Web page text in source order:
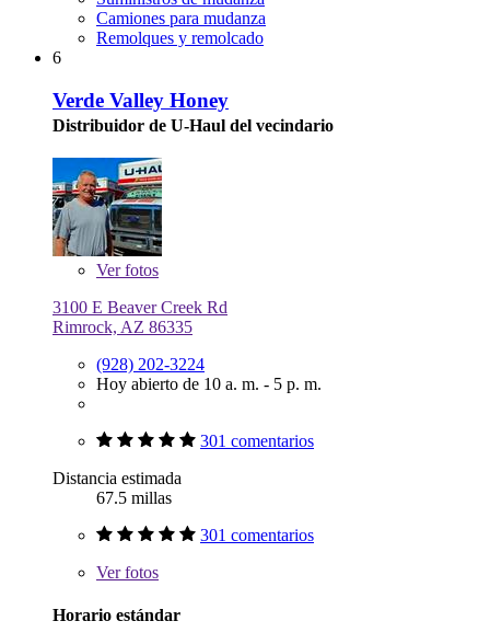
Camiones para mudanza
Remolques y remolcado
6
Verde Valley Honey
Distribuidor de U-Haul del vecindario
Verfotos
3100 E Beaver Creek Rd
Rimrock, AZ 86335
(928) 202-3224
Hoy abierto de 10 a. m. - 5 p. m.
301 comentarios
Distancia estimada
67.5 millas
301 comentarios
Verfotos
Horario estándar